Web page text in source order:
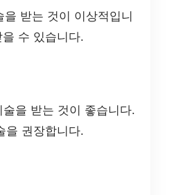
받는 것이 이상적입니
수 있습니다.
을 받는 것이 좋습니다.
을 권장합니다.